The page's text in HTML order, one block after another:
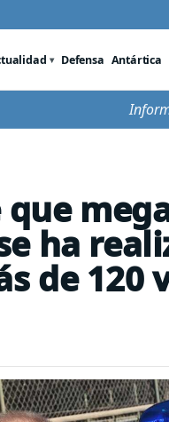
Defensa Antártica
que
ha
de 120